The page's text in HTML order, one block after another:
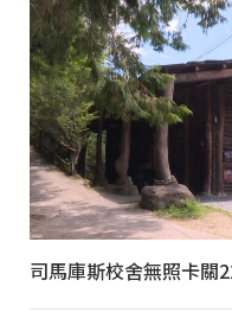
司馬庫斯校舍無照卡關